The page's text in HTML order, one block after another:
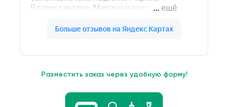
Разместить заказ через удобную форму!